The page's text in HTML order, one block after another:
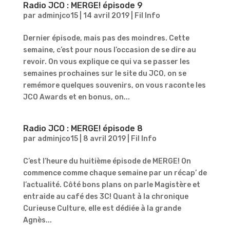
Radio JCO : MERGE! épisode 9
par adminjco15| 14 avril 2019| Fil Info
Dernier épisode, mais pas des moindres. Cette
semaine, c’est pour nous l’occasion de se dire au
revoir. On vous explique ce qui va se passer les
semaines prochaines sur le site du JCO, on se
remémore quelques souvenirs, on vous raconte les
JCO Awards et en bonus, on...
Radio JCO : MERGE! épisode 8
par adminjco15| 8 avril 2019| Fil Info
C’est l’heure du huitième épisode de MERGE! On
commence comme chaque semaine par un récap’ de
l’actualité. Côté bons plans on parle Magistère et
entraide au café des 3C! Quant à la chronique
Curieuse Culture, elle est dédiée à la grande
Agnès...